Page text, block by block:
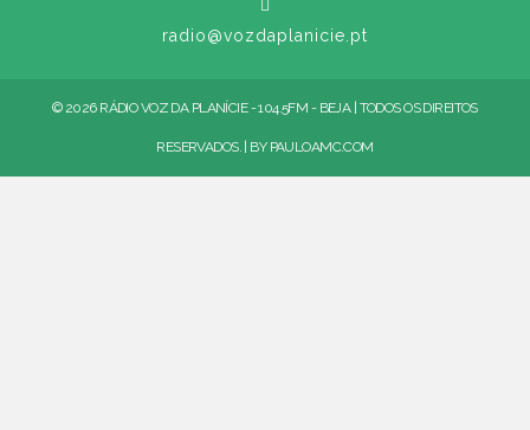
radio@vozdaplanicie.pt
© 2026 RÁDIO VOZ DA PLANÍCIE - 104.5FM - BEJA | TODOS OS DIREITOS
RESERVADOS. | BY PAULOAMC.COM